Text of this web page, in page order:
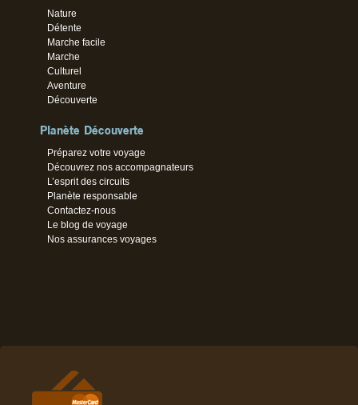
Nature
Détente
Marche facile
Marche
Culturel
Aventure
Découverte
Planète Découverte
Préparez votre voyage
Découvrez nos accompagnateurs
L’esprit des circuits
Planète responsable
Contactez-nous
Le blog de voyage
Nos assurances voyages